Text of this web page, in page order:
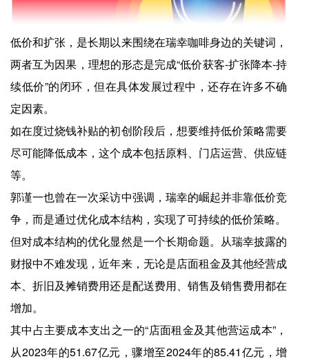
低价和扩张，是长期以来围绕在瑞幸咖啡身边的关键词，
两者互为因果，理想的形态是完成“低价获客-扩张降本-持
续低价”的闭环，但在具体发展过程中，还存在许多不确
定因素。
如在度过烧钱补贴的初创阶段后，想要维持低价策略需要
尽可能降低成本，这个成本包括原料、门店运营、供应链
等。
郭谨一也曾在一次采访中强调，瑞幸的崛起并非靠低价竞
争，而是通过优化成本结构，实现了可持续的低价策略。
但对成本结构的优化显然是一个长期命题。从瑞幸披露的
财报中不难发现，近年来，无论是店面租金及其他经营成
本、折旧及摊销费用还是配送费用、销售及销售费用都在
增加。
其中占主要成本支出之一的“店面租金及其他营运成本”，
从2023年的51.67亿元，骤增至2024年的85.41亿元，增